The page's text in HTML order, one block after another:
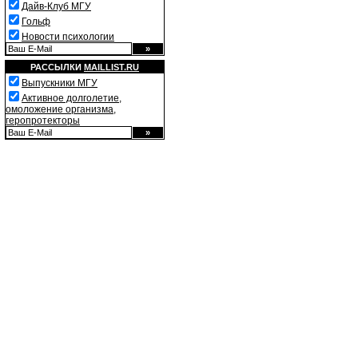
Дайв-Клуб МГУ
Гольф
Новости психологии
РАССЫЛКИ MAILLIST.RU
Выпускники МГУ
Активное долголетие,
омоложение организма,
геропротекторы